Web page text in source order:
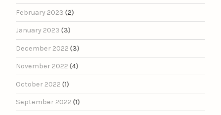
February 2023 (2)
January 2023 (3)
December 2022 (3)
November 2022 (4)
October 2022 (1)
September 2022 (1)